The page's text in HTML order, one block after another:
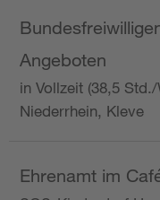
Angeboten
in Vollzeit (38,5
Niederrhein, Kleve
Ehrenamt im